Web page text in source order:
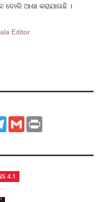
ବୋଲି ଆଶା କରାଯାଉଛି ।
Editor
Telegram
Gmail
4.1